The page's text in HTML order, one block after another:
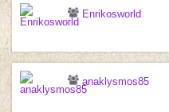
Enrikosworld
anaklysmos85